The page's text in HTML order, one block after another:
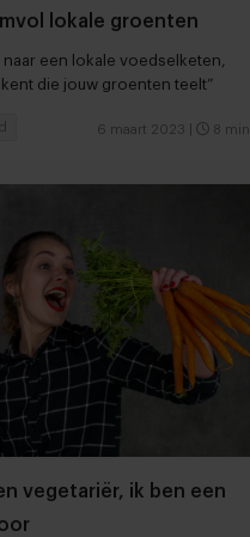
lokale groenten
naar een lokale voedselketen,
die jouw groenten teelt”
6 maart 2023 8 min
vegetariër, ik ben een